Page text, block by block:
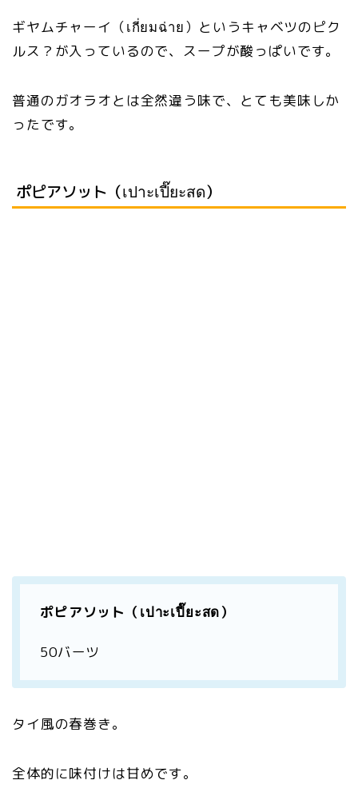
ギヤムチャーイ（เกี่ยมฉ่าย）というキャベツのピク
ルス？が入っているので、スープが酸っぱいです。
普通のガオラオとは全然違う味で、とても美味しか
ったです。
ポピアソット（เปาะเปี๊ยะสด）
ポピアソット（เปาะเปี๊ยะสด）
50バーツ
タイ風の春巻き。
全体的に味付けは甘めです。